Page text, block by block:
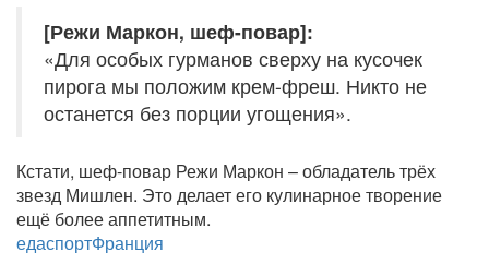
[Режи Маркон, шеф-повар]:
«Для особых гурманов сверху на кусочек
пирога мы положим крем-фреш. Никто не
останется без порции угощения».
Кстати, шеф-повар Режи Маркон – обладатель трёх
звезд Мишлен. Это делает его кулинарное творение
ещё более аппетитным.
едаспортФранция